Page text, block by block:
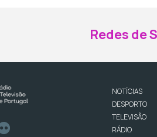
Redes de
NOTÍCIAS
DESPORTO
TELEVISÃO
RÁDIO